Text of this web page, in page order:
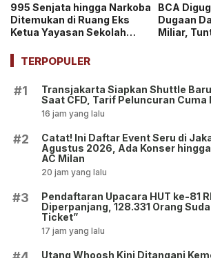
995 Senjata hingga Narkoba
Ditemukan di Ruang Eks
Ketua Yayasan Sekolah
Ekskul Menembak!
BCA
Dugaan
Miliar,
TERPOPULER
#1
Transjakarta Siapkan Shuttle
Saat CFD, Tarif Peluncuran Cuma
16 jam yang lalu
#2
Catat! Ini Daftar Event Seru di
Agustus 2026, Ada Konser
AC Milan
20 jam yang lalu
#3
Pendaftaran Upacara HUT ke-81
Diperpanjang, 128.331 Orang
Ticket”
17 jam yang lalu
Utang Whoosh Kini Ditangani